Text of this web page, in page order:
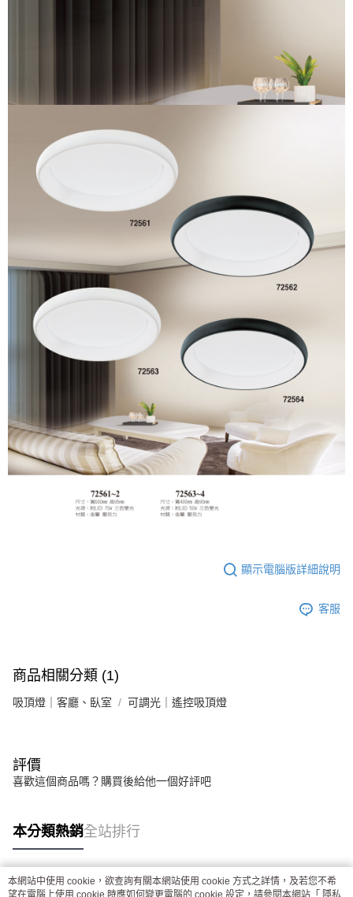
顯示電腦版詳細說明
客服
商品相關分類 (1)
吸頂燈｜客廳、臥室 可調光｜遙控吸頂燈
評價
喜歡這個商品嗎？購買後給他一個好評吧
本分類熱銷全站排行
熱門標籤
本網站中使用 cookie，欲查詢有關本網站使用 cookie 方式之詳情，及若您不希
望在電腦上使用 cookie 時應如何變更電腦的 cookie 設定，請參閱本網站「 隱私